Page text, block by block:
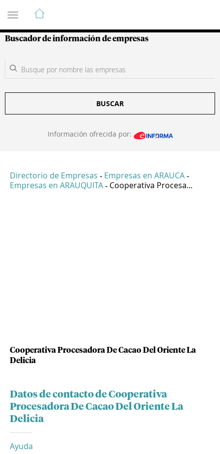
Guía de Empresas Colombianas
Buscador de información de empresas
BUSCAR
Información ofrecida por:
Directorio de Empresas - Empresas en ARAUCA -
Empresas en ARAUQUITA - Cooperativa Procesa...
Cooperativa Procesadora De Cacao Del Oriente La
Delicia
Datos de contacto de Cooperativa
Procesadora De Cacao Del Oriente La
Delicia
Ayuda